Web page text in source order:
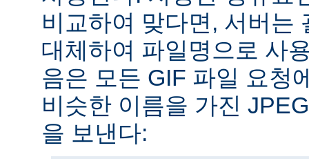
비교하여 맞다면, 서버는
대체하여 파일명으로 사
음은 모든 GIF 파일 요청
비슷한 이름을 가진
을 보낸다: